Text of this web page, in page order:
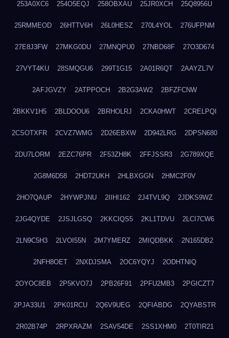
253A0XC6 254O5EQJ 258OBXAU 25JR0XCH 25Q8956U
25RMMEOD 26HTTV6H 26L0HESZ 270L4YOL 276UFPNM
27E8J3FW 27MKG0DU 27MNQPU0 27NBD68F 27O3D674
27VYT4KU 28SMQGU6 299T1G15 2A01R6QT 2AAYZL7V
2AFJGVZY 2ATPPOCH 2B2G3AW2 2BFZFCNW
2BKKV1H5 2BLDOOU6 2BRHOLRJ 2CKA0HWT 2CRELPQI
2CSOTXFR 2CVZ7WMG 2D26EBXW 2D942LRG 2DPSN680
2DU7LORM 2EZC76PR 2F53ZH8K 2FFJSSR3 2G789XQE
2G8M6D58 2HDT2UKH 2HLBXGGN 2HMC2F0V
2HO7QAUP 2HYWPJNU 2IIHI162 2J4TVL9Q 2JDKS9WZ
2JG4QYDE 2JSJLGSQ 2KKCIQS5 2KL1TDVU 2LCI7CW6
2LN9C5H3 2LVOI55N 2M7YMERZ 2MIQDBKK 2N165DB2
2NFH8OET 2NXDJSMA 2OC6YQYJ 2ODHTNIQ
2OYOC8EB 2P5KVO7J 2PB26F91 2PFU2MB3 2PGICZT7
2PJA33U1 2PK01RCU 2Q6V9UEG 2QFIABDG 2QYABSTR
2R02B74P 2RPXRAZM 2SAV54DE 2SS1XHM0 2T0TIR21